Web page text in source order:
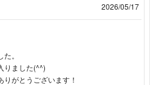
2026/05/17
。
りました(^^)
がとうございます！